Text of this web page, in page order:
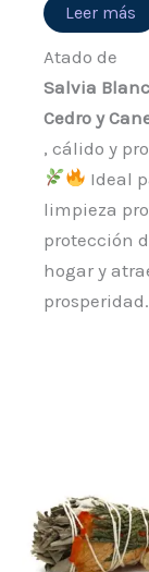
Leer más
Atado de
Salvia
Cedro y
, cálido y
Ideal
limpieza
protección
hogar y
prosperidad.